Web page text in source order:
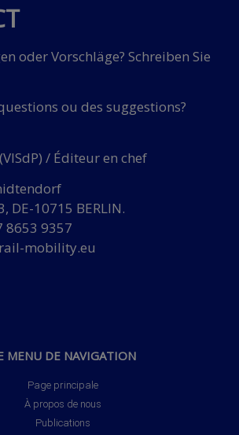
oder Vorschläge? Schreiben Sie
ou des suggestions?
/ Éditeur en chef
DE-10715 BERLIN.
8653 9357
mobility.eu
MENU DE NAVIGATION
Page principale
À propos de nous
Publications